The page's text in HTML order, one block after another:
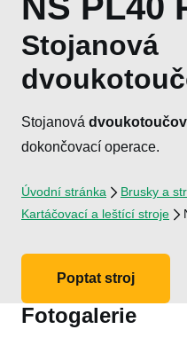
Stojanová
Stojanová
dokončovací operace.
Úvodní stránka
Brusky a
Kartáčovací a leštící stroje
Poptat stroj
Fotogalerie